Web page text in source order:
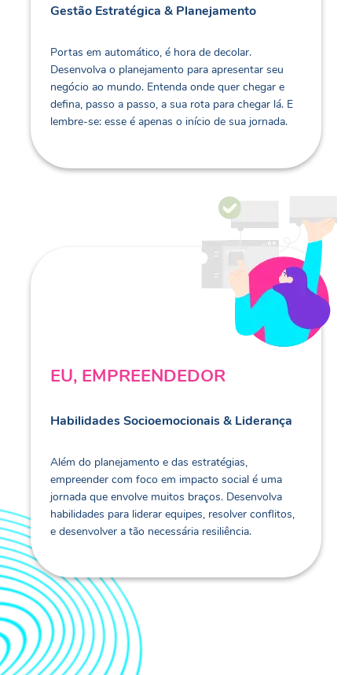
Gestão Estratégica & Planejamento
Portas em automático, é hora de decolar.
Desenvolva o planejamento para apresentar seu
negócio ao mundo. Entenda onde quer chegar e
defina, passo a passo, a sua rota para chegar lá. E
lembre-se: esse é apenas o início de sua jornada.
EU, EMPREENDEDOR
Habilidades Socioemocionais & Liderança
Além do planejamento e das estratégias,
empreender com foco em impacto social é uma
jornada que envolve muitos braços. Desenvolva
habilidades para liderar equipes, resolver conflitos,
e desenvolver a tão necessária resiliência.